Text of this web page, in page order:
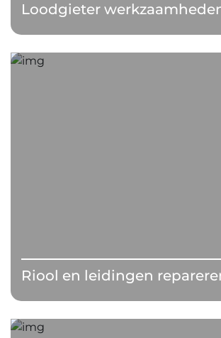
Loodgieter
Riool en leidingen